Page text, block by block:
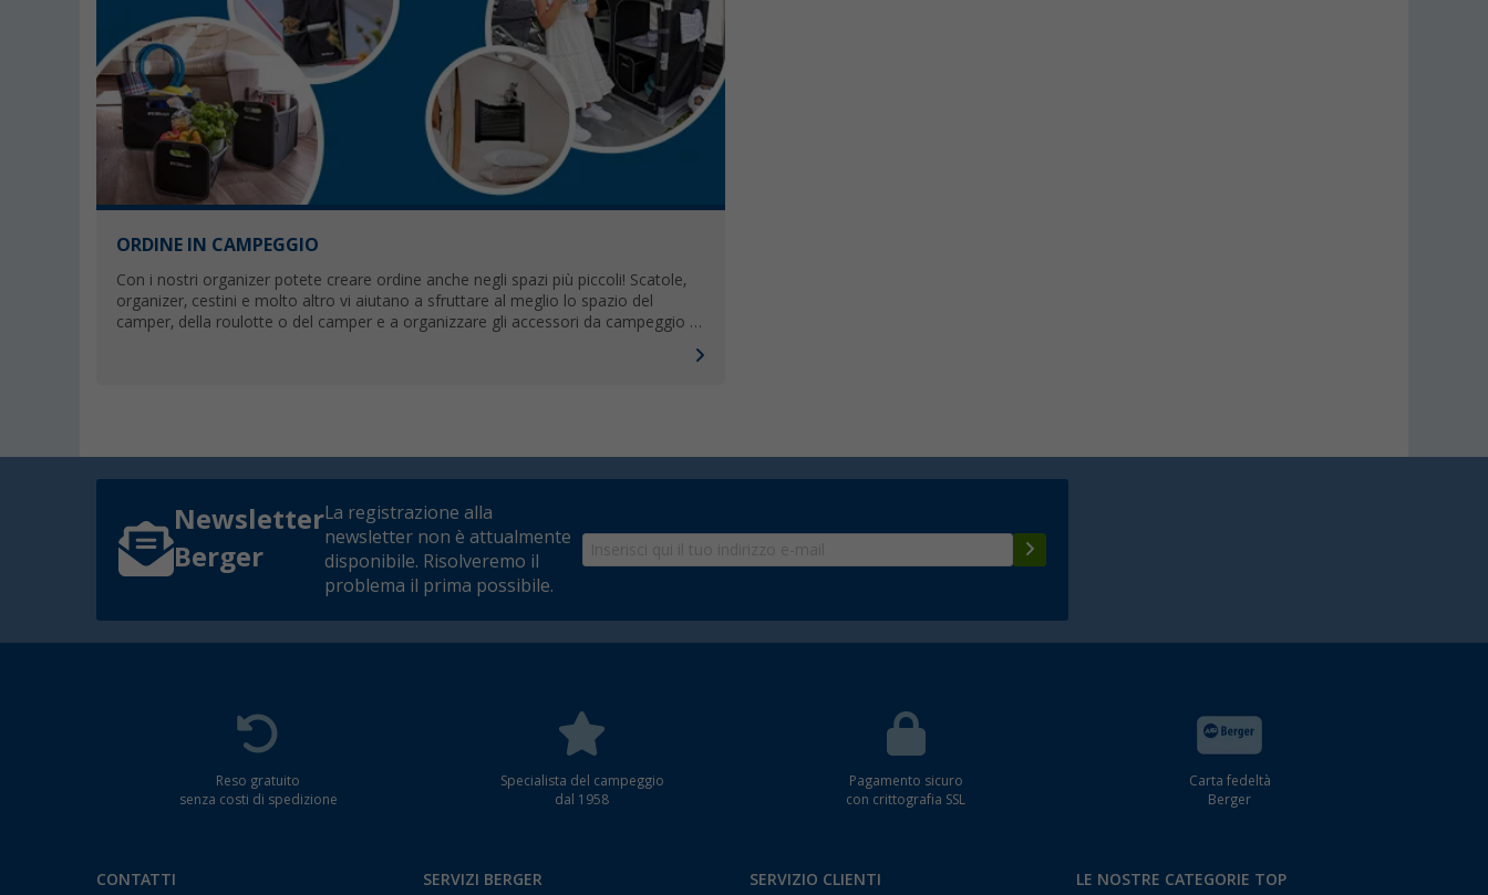
ORDINE IN CAMPEGGIO
Con i nostri organizer potete creare ordine anche negli spazi più piccoli! Scatole,
organizer, cestini e molto altro vi aiutano a sfruttare al meglio lo spazio del
camper, della roulotte o del camper e a organizzare gli accessori da campeggio in
Newsletter
Berger
La registrazione alla
newsletter non è attualmente
disponibile. Risolveremo il
problema il prima possibile.
Reso gratuito
senza costi di spedizione
Specialista del campeggio
dal 1958
Pagamento sicuro
con crittografia SSL
Carta fedeltà
Berger
CONTATTI SERVIZI BERGER SERVIZIO CLIENTI LE NOSTRE CATEGORIE TOP